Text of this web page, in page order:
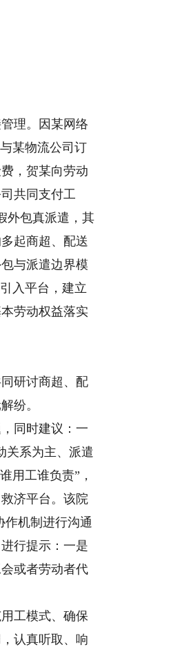
理。因某网络
某物流公司订
，贺某向劳动
共同支付工
外包真派遣，其
起商超、配送
与派遣边界模
入平台，建立
劳动权益落实
研讨商超、配
纷。
同时建议：一
关系为主、派遣
用工谁负责”，
济平台。该院
作机制进行沟通
行提示：一是
或者劳动者代
工模式、确保
认真听取、响